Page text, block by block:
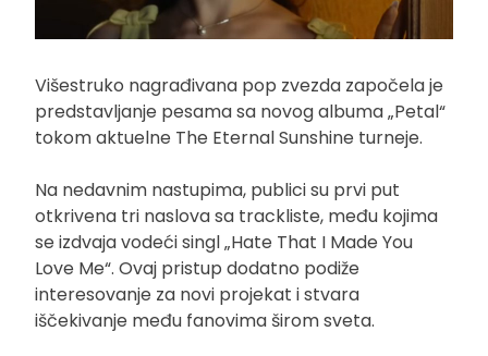
Višestruko nagrađivana pop zvezda započela je
predstavljanje pesama sa novog albuma „Petal“
tokom aktuelne The Eternal Sunshine turneje.
Na nedavnim nastupima, publici su prvi put
otkrivena tri naslova sa trackliste, među kojima
se izdvaja vodeći singl „Hate That I Made You
Love Me“. Ovaj pristup dodatno podiže
interesovanje za novi projekat i stvara
iščekivanje među fanovima širom sveta.